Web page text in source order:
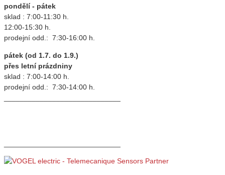
pondělí - pátek
sklad : 7:00-11:30 h.
12:00-15:30 h.
prodejní odd.: 7:30-16:00 h.
pátek (od 1.7. do 1.9.)
přes letní prázdniny
sklad : 7:00-14:00 h.
prodejní odd.: 7:30-14:00 h.